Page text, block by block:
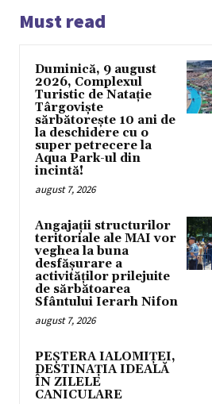
Must read
Duminică, 9 august
2026, Complexul
Turistic de Natație
Târgoviște
sărbătorește 10 ani de
la deschidere cu o
super petrecere la
Aqua Park-ul din
incintă!
august 7, 2026
Angajații structurilor
teritoriale ale MAI vor
veghea la buna
desfășurare a
activităților prilejuite
de sărbătoarea
Sfântului Ierarh Nifon
august 7, 2026
PEȘTERA IALOMIȚEI,
DESTINAȚIA IDEALĂ
ÎN ZILELE
CANICULARE